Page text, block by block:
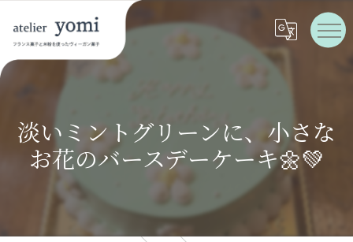
淡いミントグリーンに、小さな
お花のバースデーケーキ🌼💚